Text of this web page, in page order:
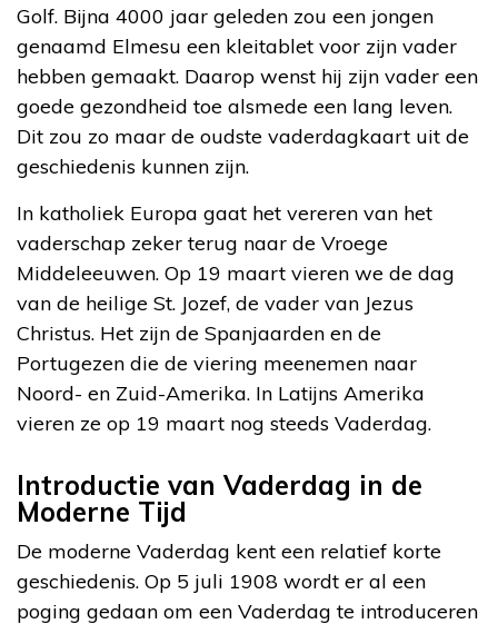
Golf. Bijna 4000 jaar geleden zou een jongen
genaamd Elmesu een kleitablet voor zijn vader
hebben gemaakt. Daarop wenst hij zijn vader een
goede gezondheid toe alsmede een lang leven.
Dit zou zo maar de oudste vaderdagkaart uit de
geschiedenis kunnen zijn.
In katholiek Europa gaat het vereren van het
vaderschap zeker terug naar de Vroege
Middeleeuwen. Op 19 maart vieren we de dag
van de heilige St. Jozef, de vader van Jezus
Christus. Het zijn de Spanjaarden en de
Portugezen die de viering meenemen naar
Noord- en Zuid-Amerika. In Latijns Amerika
vieren ze op 19 maart nog steeds Vaderdag.
Introductie van Vaderdag in de
Moderne Tijd
De moderne Vaderdag kent een relatief korte
geschiedenis. Op 5 juli 1908 wordt er al een
poging gedaan om een Vaderdag te introduceren